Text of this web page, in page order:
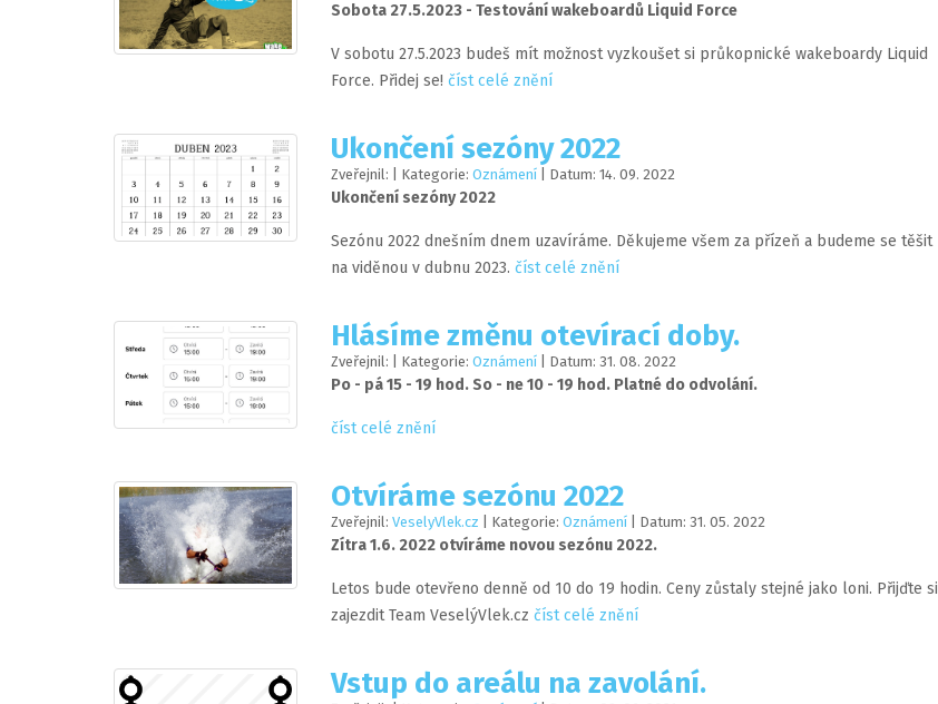
Sobota 27.5.2023 - Testování wakeboardů Liquid Force
V sobotu 27.5.2023 budeš mít možnost vyzkoušet si průkopnické wakeboardy Liquid
Force. Přidej se! číst celé znění
Ukončení sezóny 2022
Zveřejnil: | Kategorie: Oznámení | Datum: 14. 09. 2022
Ukončení sezóny 2022
Sezónu 2022 dnešním dnem uzavíráme. Děkujeme všem za přízeň a budeme se těšit
na viděnou v dubnu 2023. číst celé znění
Hlásíme změnu otevírací doby.
Zveřejnil: | Kategorie: Oznámení | Datum: 31. 08. 2022
Po - pá 15 - 19 hod. So - ne 10 - 19 hod. Platné do odvolání.
číst celé znění
Otvíráme sezónu 2022
Zveřejnil: VeselyVlek.cz | Kategorie: Oznámení | Datum: 31. 05. 2022
Zítra 1.6. 2022 otvíráme novou sezónu 2022.
Letos bude otevřeno denně od 10 do 19 hodin. Ceny zůstaly stejné jako loni. Přijďte si
zajezdit Team VeselýVlek.cz číst celé znění
Vstup do areálu na zavolání.